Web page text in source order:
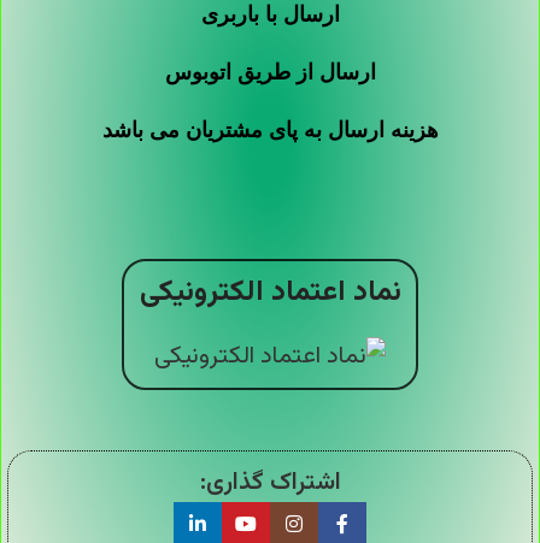
ارسال با باربری
ارسال از طریق اتوبوس
هزینه ارسال به پای مشتریان می باشد
نماد اعتماد الکترونیکی
اشتراک گذاری: